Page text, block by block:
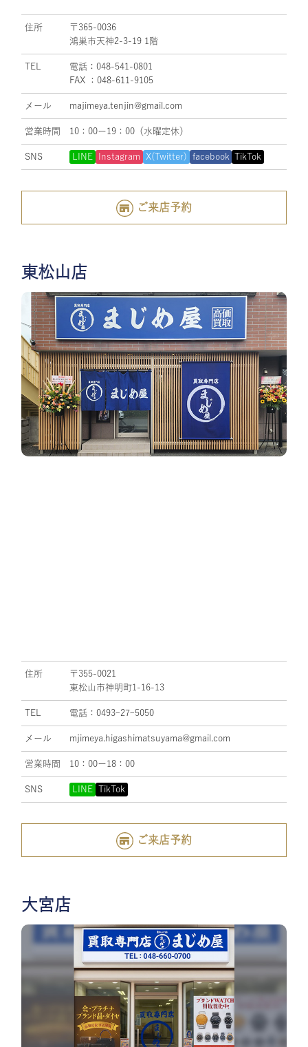
住所
〒365-0036
鴻巣市天神2-3-19 1階
TEL
電話：048-541-0801
FAX ：048-611-9105
メール majimeya.tenjin@gmail.com
営業時間 10：00ー19：00（水曜定休）
SNS LINE Instagram X(Twitter) facebook TikTok
ご来店予約
東松山店
住所
〒355-0021
東松山市神明町1-16-13
TEL 電話：0493ｰ27ｰ5050
メール mjimeya.higashimatsuyama@gmail.com
営業時間 10：00ー18：00
SNS LINE TikTok
ご来店予約
大宮店